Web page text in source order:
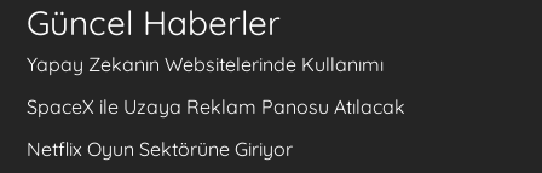
Güncel Haberler
Yapay Zekanın Websitelerinde Kullanımı
SpaceX ile Uzaya Reklam Panosu Atılacak
Netflix Oyun Sektörüne Giriyor